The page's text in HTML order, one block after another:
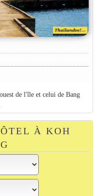
de l'île et celui de Bang
À KOH